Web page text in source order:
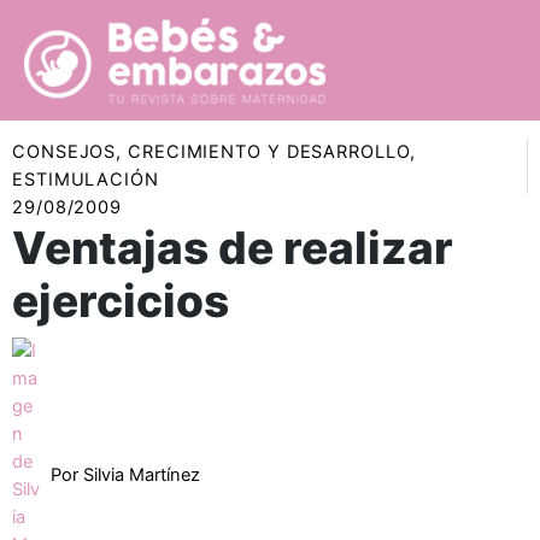
contenido
CONSEJOS,CRECIMIENTO Y DESARROLLO,
ESTIMULACIÓN
29/08/2009
Ventajas de realizar
ejercicios
Por Silvia Martínez